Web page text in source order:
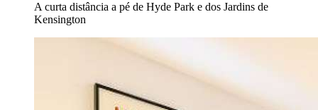
A curta distância a pé de Hyde Park e dos Jardins de
Kensington